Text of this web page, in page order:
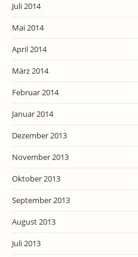
Juli 2014
Mai 2014
April 2014
März 2014
Februar 2014
Januar 2014
Dezember 2013
November 2013
Oktober 2013
September 2013
August 2013
Juli 2013